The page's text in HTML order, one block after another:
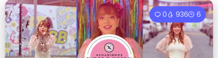
0 936 6